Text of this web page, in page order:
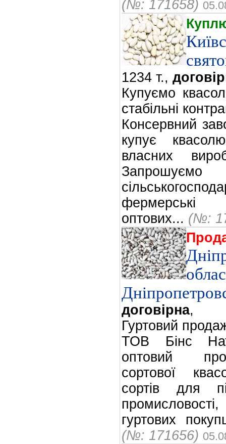
(№: 171658)
1234 т.,
Купуємо
стабільні
Консервний
купує
власних
фермерські
оптових... (№:
договірна,
Гуртовий
ТОВ Бінс
оптовий
сортової
сортів для
гуртових
(№: 171656)